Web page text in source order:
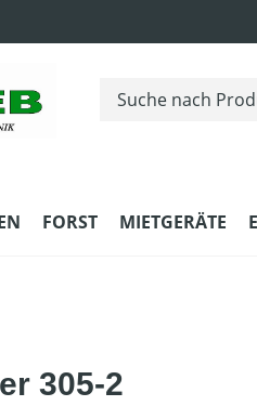
FORST MIETGERÄTE
305-2